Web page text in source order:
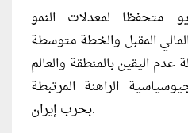
متحفظا لمعدلات النمو
المقبل والخطة متوسطة
اليقين بالمنطقة والعالم
الراهنة المرتبطة
بحرب إيران.